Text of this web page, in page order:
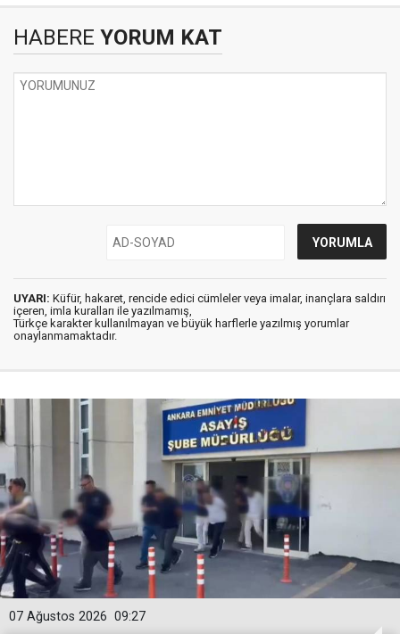
HABERE YORUM KAT
UYARI: Küfür, hakaret, rencide edici cümleler veya imalar, inançlara saldırı
içeren, imla kuralları ile yazılmamış,
Türkçe karakter kullanılmayan ve büyük harflerle yazılmış yorumlar
onaylanmamaktadır.
09:27
07 Ağustos 2026